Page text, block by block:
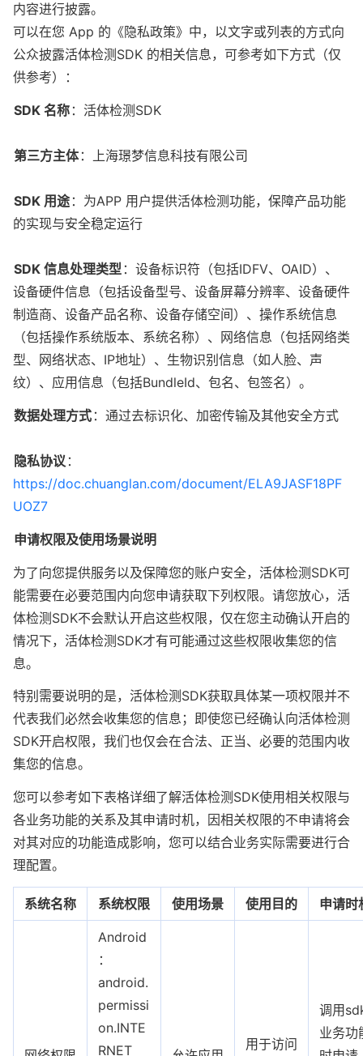
内容进行披露。
可以在您 App 的《隐私政策》中，以文字或列表的方式向
公众披露活体检测SDK 的相关信息，可参考如下方式（仅
供参考）：
SDK 名称 ：活体检测SDK
第三方主体 ：上海璟梦信息科技有限公司
SDK 用途 ：为APP 用户提供活体检测功能，保障产品功能
的实现与安全稳定运行
SDK 信息处理类型 ：设备标识符（包括IDFV、OAID）、
设备硬件信息（包括设备型号、设备屏幕分辨率、设备硬件
制造商、设备产品名称、设备存储空间）、操作系统信息
（包括操作系统版本、系统名称）、网络信息（包括网络类
型、网络状态、IP地址）、生物识别信息（如人脸、声
纹）、应用信息（包括BundleId、包名、包签名）。
数据处理方式 ：通过去标识化、加密传输及其他安全方式
隐私协议 ：
https://doc.chuanglan.com/document/ELA9JASF18PF
UOZ7
申请权限及使用场景说明
为了向您提供服务以及保障您的账户安全，活体检测SDK可
能需要在必要范围内向您申请获取下列权限。请您放心，活
体检测SDK不会默认开启这些权限，仅在您主动确认开启的
情况下，活体检测SDK才有可能通过这些权限收集您的信
息。
特别需要说明的是，活体检测SDK获取具体某一项权限并不
代表我们必然会收集您的信息；即使您已经确认向活体检测
SDK开启权限，我们也仅会在合法、正当、必要的范围内收
集您的信息。
您可以参考如下表格详细了解活体检测SDK使用相关权限与
各业务功能的关系及其申请时机，因相关权限的不申请将会
对其对应的功能造成影响，您可以结合业务实际需要进行合
理配置。
系统名称 系统权限 使用场景 使用目的 申请时
Android
：
android.
permissi
on.INTE
RNET
用于访问
调用
业务功